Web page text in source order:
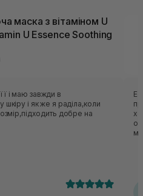
маска з вітаміном U
U Essence Soothing
і маю завжди в
і як же я раділа,коли
добре на